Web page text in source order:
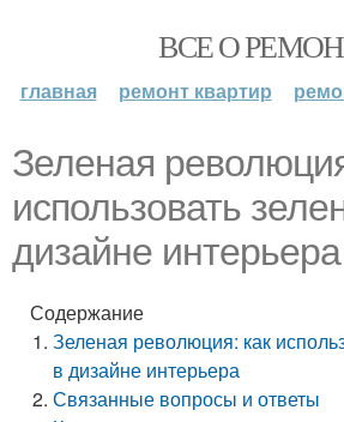
ВСЕ О
главная ремонт квартир
Зеленая
использовать
дизайне интерьера
Содержание
Зеленая революция: как
в дизайне интерьера
Связанные вопросы и ответы